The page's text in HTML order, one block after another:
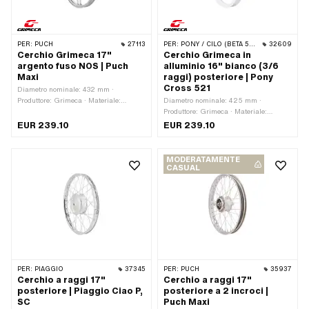
PER: PUCH 27113
Cerchio Grimeca 17"
argento fuso NOS | Puch
Maxi
Diametro nominale: 432 mm ·
Produttore: Grimeca · Materiale:
del pozzo del bordo: 6 mm · Superficie:
complessiva: 48.4 mm
EUR 239.10
PER: PONY / CILO (BETA 521 E 512) 32609
Cerchio Grimeca in
alluminio 16" bianco (3/6
raggi) posteriore | Pony
Cross 521
Diametro nominale: 425 mm ·
Produttore: Grimeca · Materiale:
Alluminio · Colore: bianco · Superficie:
[mm]: 34.29 mm · Dimensioni della
ruota: 16 " · Larghezza esterna
complessiva: 48 mm
EUR 239.10
PER: PIAGGIO 37345
Cerchio a raggi 17"
posteriore | Piaggio Ciao P,
SC
MODERATAMENTE
CASUAL
PER: PUCH 35937
Cerchio a raggi 17"
posteriore a 2 incroci |
Puch Maxi